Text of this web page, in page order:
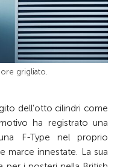
grigliato.
dell’otto cilindri come
ha registrato una
F-Type nel proprio
marce innestate. La sua